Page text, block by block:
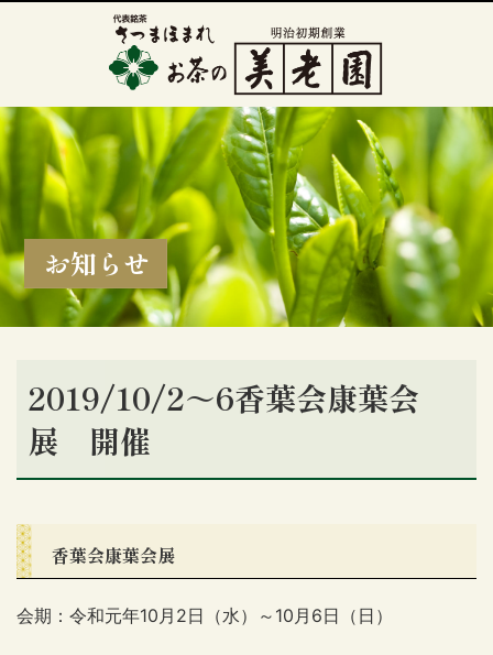
お知らせ
2019/10/2～6香葉会康葉会
展 開催
香葉会康葉会展
会期：令和元年10月2日（水）～10月6日（日）